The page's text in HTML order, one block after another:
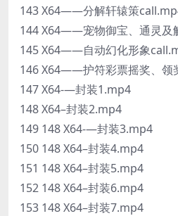
143 X64——分解轩辕策
144 X64——宠物御宝、通灵及
145 X64——自动幻化形象
146 X64——护符彩票摇奖、领
147 X64-—封装1.mp4
148 X64–封装2.mp4
149 148 X64-—封装3.mp4
150 148 X64–封装4.mp4
151 148 X64–封装5.mp4
152 148 X64–封装6.mp4
153 148 X64–封装7.mp4